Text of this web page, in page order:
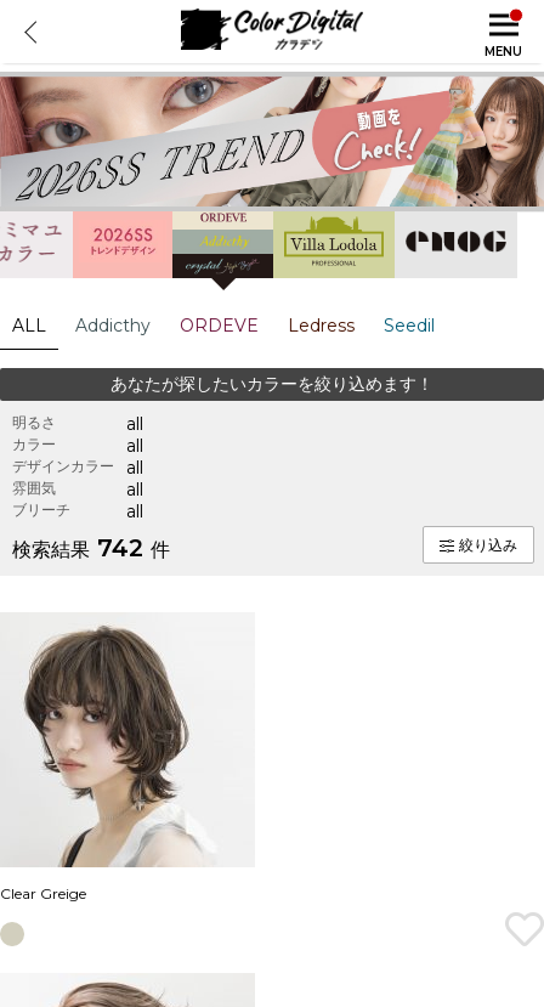
MENU
ALL Addicthy ORDEVE Ledress Seedil
あなたが探したいカラーを絞り込めます！
明るさ all
カラー all
デザインカラー all
雰囲気 all
ブリーチ all
検索結果 742 件 絞り込み
Clear Greige